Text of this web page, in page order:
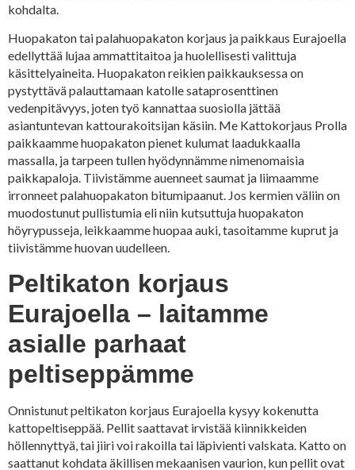
kohdalta.
Huopakaton tai palahuopakaton korjaus ja paikkaus Eurajoella
edellyttää lujaa ammattitaitoa ja huolellisesti valittuja
käsittelyaineita. Huopakaton reikien paikkauksessa on
pystyttävä palauttamaan katolle sataprosenttinen
vedenpitävyys, joten työ kannattaa suosiolla jättää
asiantuntevan kattourakoitsijan käsiin. Me Kattokorjaus Prolla
paikkaamme huopakaton pienet kulumat laadukkaalla
massalla, ja tarpeen tullen hyödynnämme nimenomaisia
paikkapaloja. Tiivistämme auenneet saumat ja liimaamme
irronneet palahuopakaton bitumipaanut. Jos kermien väliin on
muodostunut pullistumia eli niin kutsuttuja huopakaton
höyrypusseja, leikkaamme huopaa auki, tasoitamme kuprut ja
tiivistämme huovan uudelleen.
Peltikaton korjaus
Eurajoella – laitamme
asialle parhaat
peltiseppämme
Onnistunut peltikaton korjaus Eurajoella kysyy kokenutta
kattopeltiseppää. Pellit saattavat irvistää kiinnikkeiden
höllennyttyä, tai jiiri voi rakoilla tai läpivienti valskata. Katto on
saattanut kohdata äkillisen mekaanisen vaurion, kun pellit ovat